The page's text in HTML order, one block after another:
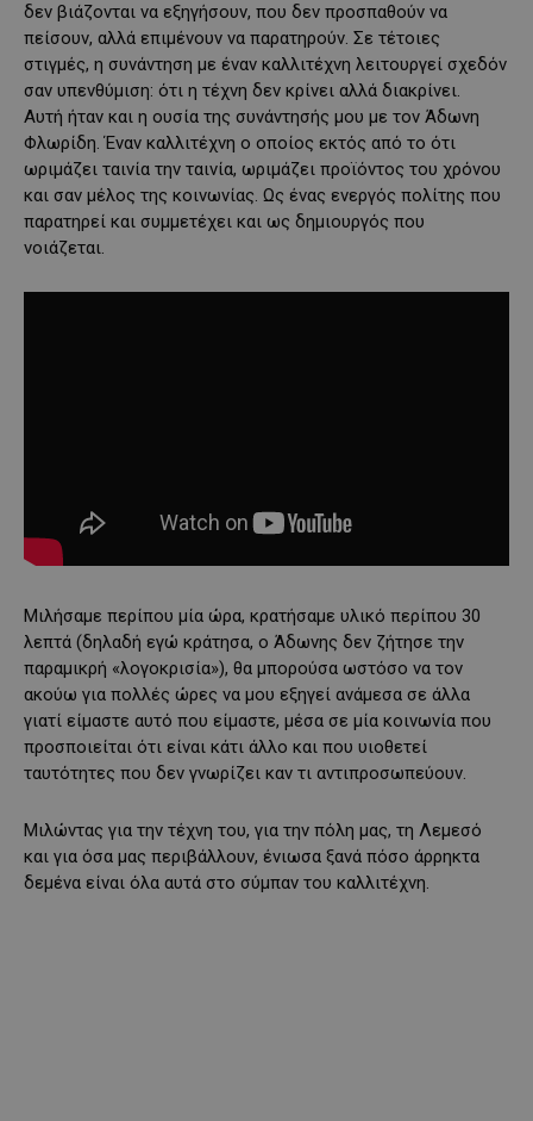
δεν βιάζονται να εξηγήσουν, που δεν προσπαθούν να
πείσουν, αλλά επιμένουν να παρατηρούν. Σε τέτοιες
στιγμές, η συνάντηση με έναν καλλιτέχνη λειτουργεί σχεδόν
σαν υπενθύμιση: ότι η τέχνη δεν κρίνει αλλά διακρίνει.
Αυτή ήταν και η ουσία της συνάντησής μου με τον Άδωνη
Φλωρίδη. Έναν καλλιτέχνη ο οποίος εκτός από το ότι
ωριμάζει ταινία την ταινία, ωριμάζει προϊόντος του χρόνου
και σαν μέλος της κοινωνίας. Ως ένας ενεργός πολίτης που
παρατηρεί και συμμετέχει και ως δημιουργός που
νοιάζεται.
Μιλήσαμε περίπου μία ώρα, κρατήσαμε υλικό περίπου 30
λεπτά (δηλαδή εγώ κράτησα, ο Άδωνης δεν ζήτησε την
παραμικρή «λογοκρισία»), θα μπορούσα ωστόσο να τον
ακούω για πολλές ώρες να μου εξηγεί ανάμεσα σε άλλα
γιατί είμαστε αυτό που είμαστε, μέσα σε μία κοινωνία που
προσποιείται ότι είναι κάτι άλλο και που υιοθετεί
ταυτότητες που δεν γνωρίζει καν τι αντιπροσωπεύουν.
Μιλώντας για την τέχνη του, για την πόλη μας, τη Λεμεσό
και για όσα μας περιβάλλουν, ένιωσα ξανά πόσο άρρηκτα
δεμένα είναι όλα αυτά στο σύμπαν του καλλιτέχνη.